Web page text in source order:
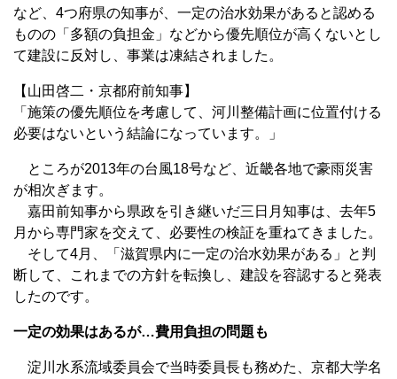
など、4つ府県の知事が、一定の治水効果があると認める
ものの「多額の負担金」などから優先順位が高くないとし
て建設に反対し、事業は凍結されました。
【山田啓二・京都府前知事】
「施策の優先順位を考慮して、河川整備計画に位置付ける
必要はないという結論になっています。」
ところが2013年の台風18号など、近畿各地で豪雨災害
が相次ぎます。
嘉田前知事から県政を引き継いだ三日月知事は、去年5
月から専門家を交えて、必要性の検証を重ねてきました。
そして4月、「滋賀県内に一定の治水効果がある」と判
断して、これまでの方針を転換し、建設を容認すると発表
したのです。
一定の効果はあるが…費用負担の問題も
淀川水系流域委員会で当時委員長も務めた、京都大学名